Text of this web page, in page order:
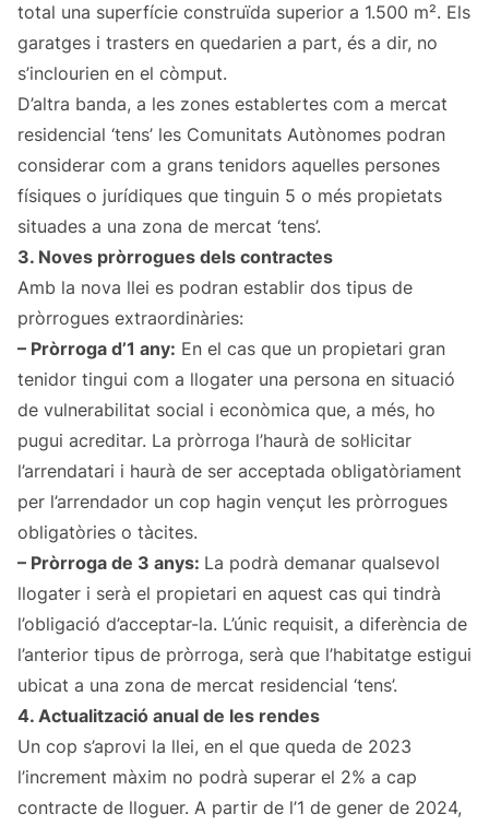
total una superfície construïda superior a 1.500 m². Els
garatges i trasters en quedarien a part, és a dir, no
s’inclourien en el còmput.
D’altra banda, a les zones establertes com a mercat
residencial ‘tens’ les Comunitats Autònomes podran
considerar com a grans tenidors aquelles persones
físiques o jurídiques que tinguin 5 o més propietats
situades a una zona de mercat ‘tens’.
3. Noves pròrrogues dels contractes
Amb la nova llei es podran establir dos tipus de
pròrrogues extraordinàries:
– Pròrroga d’1 any: En el cas que un propietari gran
tenidor tingui com a llogater una persona en situació
de vulnerabilitat social i econòmica que, a més, ho
pugui acreditar. La pròrroga l’haurà de sol·licitar
l’arrendatari i haurà de ser acceptada obligatòriament
per l’arrendador un cop hagin vençut les pròrrogues
obligatòries o tàcites.
– Pròrroga de 3 anys: La podrà demanar qualsevol
llogater i serà el propietari en aquest cas qui tindrà
l’obligació d’acceptar-la. L’únic requisit, a diferència de
l’anterior tipus de pròrroga, serà que l’habitatge estigui
ubicat a una zona de mercat residencial ‘tens’.
4. Actualització anual de les rendes
Un cop s’aprovi la llei, en el que queda de 2023
l’increment màxim no podrà superar el 2% a cap
contracte de lloguer. A partir de l’1 de gener de 2024,